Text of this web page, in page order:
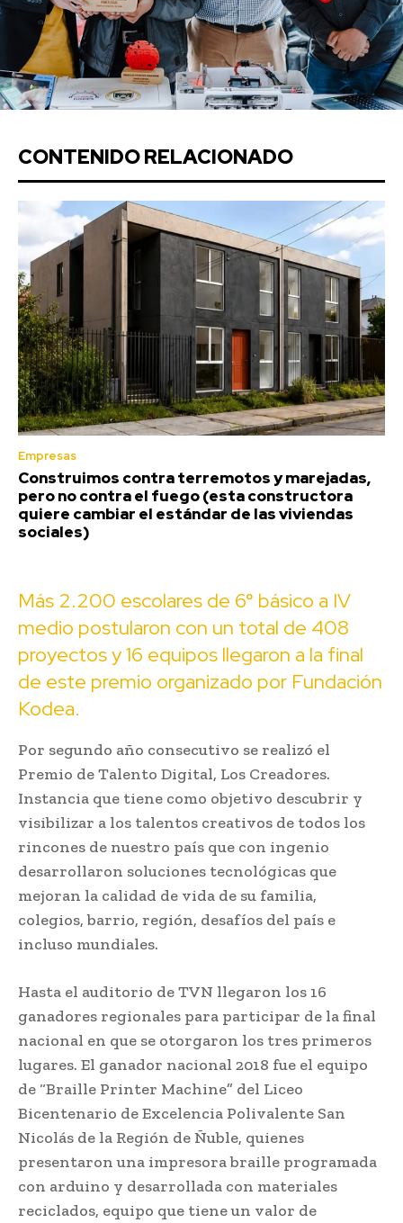
CONTENIDO RELACIONADO
Empresas
Construimos contra terremotos y marejadas,
pero no contra el fuego (esta constructora
quiere cambiar el estándar de las viviendas
sociales)
Más 2.200 escolares de 6° básico a IV
medio postularon con un total de 408
proyectos y 16 equipos llegaron a la final
de este premio organizado por Fundación
Kodea.
Por segundo año consecutivo se realizó el
Premio de Talento Digital, Los Creadores.
Instancia que tiene como objetivo descubrir y
visibilizar a los talentos creativos de todos los
rincones de nuestro país que con ingenio
desarrollaron soluciones tecnológicas que
mejoran la calidad de vida de su familia,
colegios, barrio, región, desafíos del país e
incluso mundiales.
Hasta el auditorio de TVN llegaron los 16
ganadores regionales para participar de la final
nacional en que se otorgaron los tres primeros
lugares. El ganador nacional 2018 fue el equipo
de “Braille Printer Machine” del Liceo
Bicentenario de Excelencia Polivalente San
Nicolás de la Región de Ñuble, quienes
presentaron una impresora braille programada
con arduino y desarrollada con materiales
reciclados, equipo que tiene un valor de